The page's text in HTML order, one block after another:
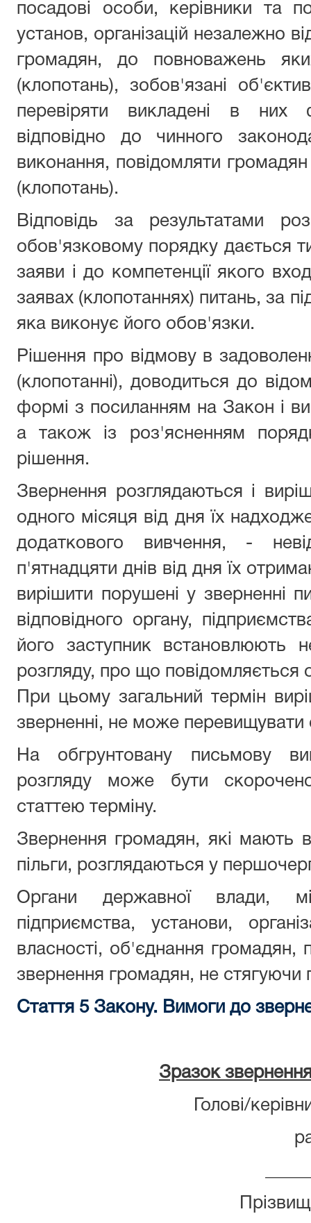
посадові особи, керівники та
установ, організацій незалежно
громадян, до повноважень
(клопотань), зобов'язані
перевіряти викладені в них
відповідно до чинного
виконання, повідомляти
(клопотань).
Відповідь за результатами
обов'язковому порядку дається
заяви і до компетенції якого
заявах (клопотаннях) питань, за
яка виконує його обов'язки.
Рішення про відмову в
(клопотанні), доводиться до
формі з посиланням на Закон і
а також із роз'ясненням
рішення.
Звернення розглядаються і
одного місяця від дня їх
додаткового вивчення, -
п'ятнадцяти днів від дня їх
вирішити порушені у зверненні
відповідного органу,
його заступник встановлюють
розгляду, про що повідомляється
При цьому загальний термін
зверненні, не може перевищувати
На обгрунтовану письмову
розгляду може бути
статтею терміну.
Звернення громадян, які мають
пільги, розглядаються у
Органи державної влади,
підприємства, установи,
власності, об'єднання громадян,
звернення громадян, не стягуючи
Стаття 5 Закону. Вимоги до
Зразок
Голові/